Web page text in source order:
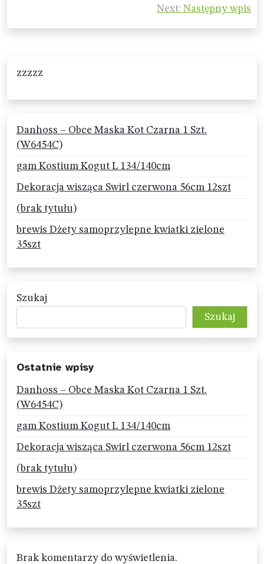
Next: Następny wpis
zzzzz
Danhoss – Obce Maska Kot Czarna 1 Szt.
(W6454C)
gam Kostium Kogut L 134/140cm
Dekoracja wisząca Swirl czerwona 56cm 12szt
(brak tytułu)
brewis Dżety samoprzylepne kwiatki zielone
35szt
Szukaj
Szukaj
Ostatnie wpisy
Danhoss – Obce Maska Kot Czarna 1 Szt.
(W6454C)
gam Kostium Kogut L 134/140cm
Dekoracja wisząca Swirl czerwona 56cm 12szt
(brak tytułu)
brewis Dżety samoprzylepne kwiatki zielone
35szt
Brak komentarzy do wyświetlenia.